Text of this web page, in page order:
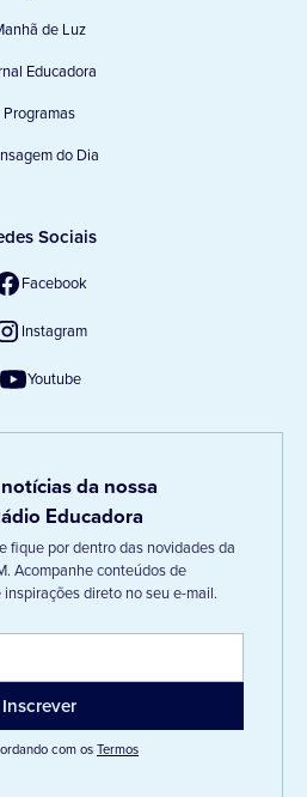
de Luz
Educadora
Programas
do Dia
Sociais
Facebook
Instagram
Youtube
da nossa
Educadora
fique por dentro das novidades da
Acompanhe conteúdos de
direto no seu e-mail.
com osTermos